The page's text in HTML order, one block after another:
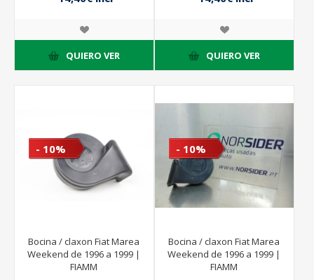
impuestos
QUIERO VER
impuestos
QUIERO VER
- 10%
Bocina / claxon Fiat Marea
Weekend de 1996 a 1999 |
FIAMM
- 10%
Bocina / claxon Fiat Marea
Weekend de 1996 a 1999 |
FIAMM